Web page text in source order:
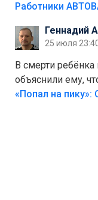
на предприятии.
Работники
Геннадий
25 июля
В смерти
объяснили ему,
Лезть через